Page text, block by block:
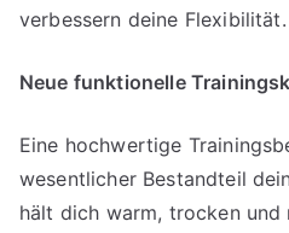
verbessern deine Flexibilität.
Neue funktionelle
Eine hochwertige
wesentlicher Bestandteil
hält dich warm, trocken